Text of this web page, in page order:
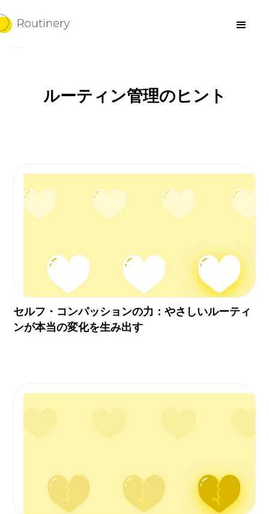
ルーティン管理のヒント
セルフ・コンパッションの力：やさしいルーティ
ンが本当の変化を生み出す